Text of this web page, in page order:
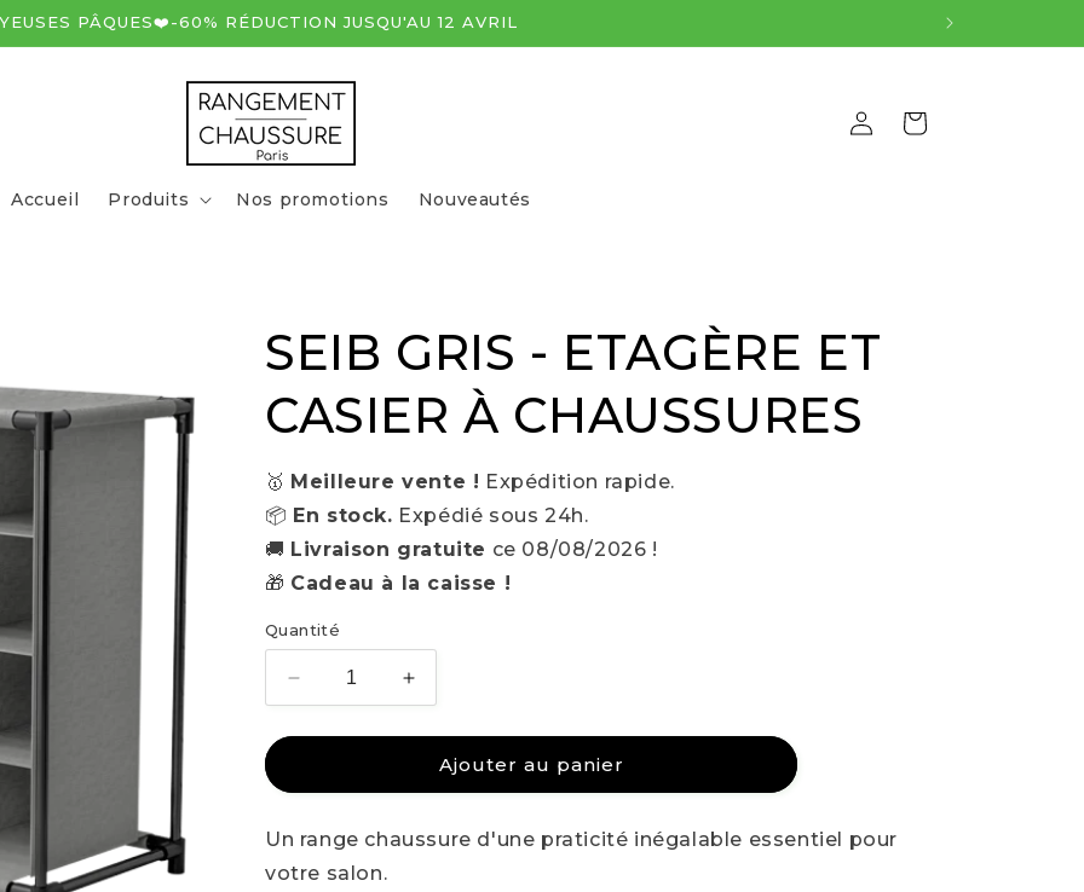
PÂQUES❤️-60% RÉDUCTION JUSQU'AU 12 AVRIL
Accueil Produits Nos promotions Nouveautés
ConnexionPanier
SEIB GRIS - ETAGÈRE ET
CASIER À CHAUSSURES
🥇 Meilleure vente ! Expédition rapide.
📦 En stock. Expédié sous 24h.
🚚 Livraison gratuite ce 08/08/2026 !
🎁 Cadeau à la caisse !
Quantité
Réduire
la
quantité
SEIB
-
ETAGÈRE
Augmenter
la
quantité
SEIB
-
Ajouter au panier
Un range chaussure d'une praticité inégalable essentiel pour
votre salon.